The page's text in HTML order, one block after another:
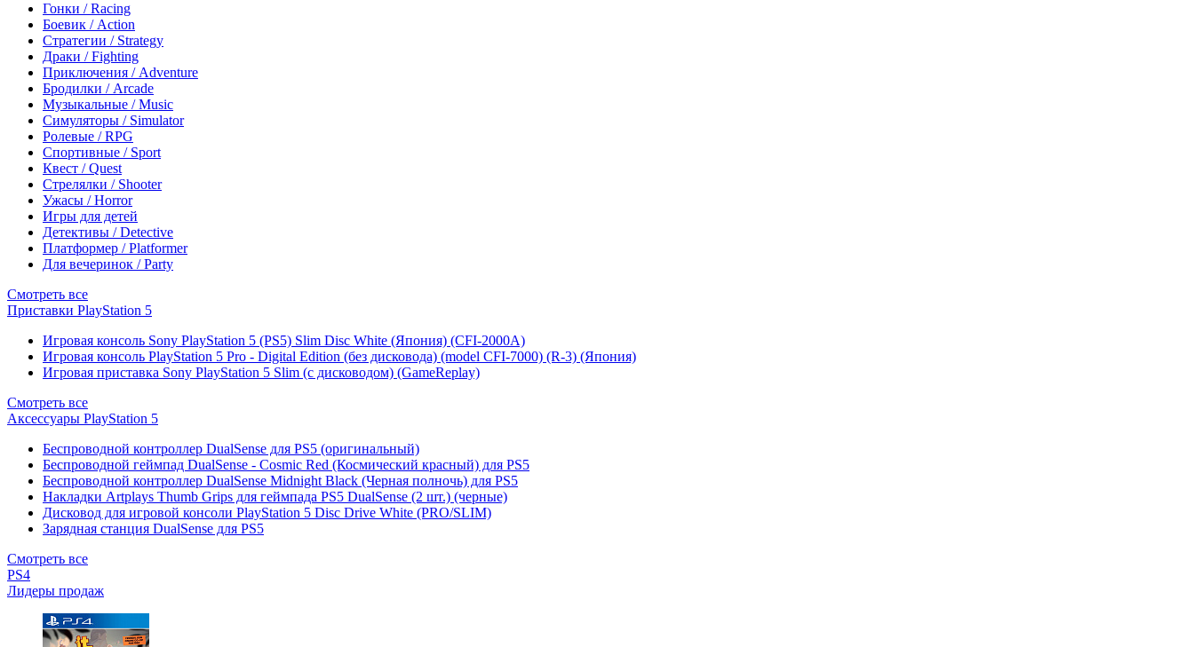
Гонки / Racing
Боевик / Action
Стратегии / Strategy
Драки / Fighting
Приключения / Adventure
Бродилки / Arcade
Музыкальные / Music
Симуляторы / Simulator
Ролевые / RPG
Спортивные / Sport
Квест / Quest
Стрелялки / Shooter
Ужасы / Horror
Игры для детей
Детективы / Detective
Платформер / Platformer
Для вечеринок / Party
Смотреть все
Приставки PlayStation 5
Игровая консоль Sony PlayStation 5 (PS5) Slim Disc White (Япония) (CFI-2000A)
Игровая консоль PlayStation 5 Pro - Digital Edition (без дисковода) (model CFI-7000) (R-3) (Япония)
Игровая приставка Sony PlayStation 5 Slim (с дисководом) (GameReplay)
Смотреть все
Аксессуары PlayStation 5
Беспроводной контроллер DualSense для PS5 (оригинальный)
Беспроводной геймпад DualSense - Cosmic Red (Космический красный) для PS5
Беспроводной контроллер DualSense Midnight Black (Черная полночь) для PS5
Накладки Artplays Thumb Grips для геймпада PS5 DualSense (2 шт.) (черные)
Дисковод для игровой консоли PlayStation 5 Disc Drive White (PRO/SLIM)
Зарядная станция DualSense для PS5
Смотреть все
PS4
Лидеры продаж